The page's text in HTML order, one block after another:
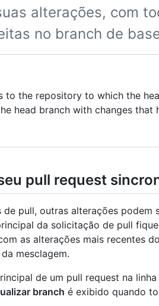
alterações, com
no branch de
to the repository to which the
head branch with changes that
pull request
pull, outras alterações podem
da solicitação de pull
as alterações mais recentes
mesclagem.
de um pull request na
branch é exibido quando